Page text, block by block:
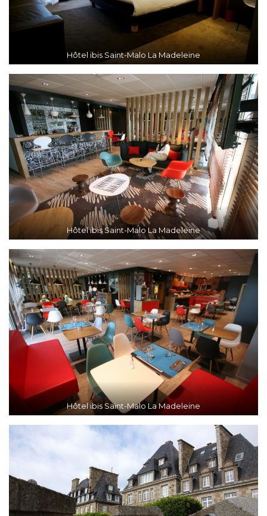
Hôtel ibis Saint-Malo La Madeleine
Hôtel ibis Saint-Malo La Madeleine
Hôtel ibis Saint-Malo La Madeleine